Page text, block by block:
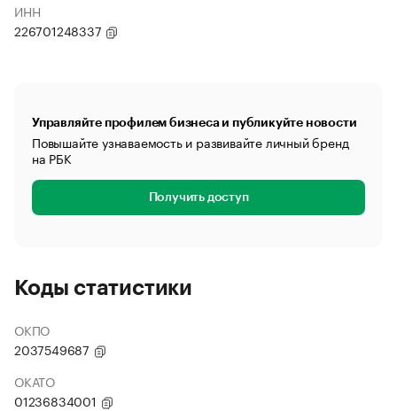
ИНН
226701248337
Управляйте профилем бизнеса и публикуйте новости
Повышайте узнаваемость и развивайте личный бренд
на РБК
Получить доступ
Коды статистики
ОКПО
2037549687
ОКАТО
01236834001